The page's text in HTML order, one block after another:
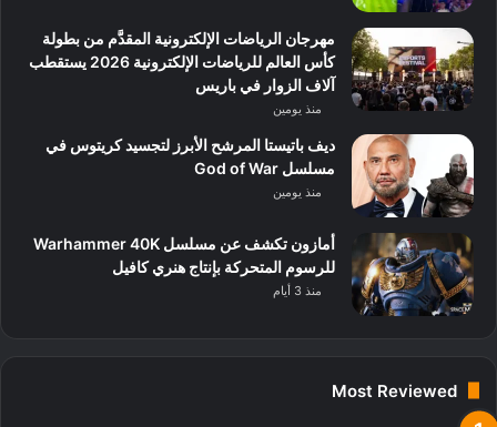
مهرجان الرياضات الإلكترونية المقدَّم من بطولة
كأس العالم للرياضات الإلكترونية 2026 يستقطب
آلاف الزوار في باريس
منذ يومين
ديف باتيستا المرشح الأبرز لتجسيد كريتوس في
مسلسل God of War
منذ يومين
أمازون تكشف عن مسلسل Warhammer 40K
للرسوم المتحركة بإنتاج هنري كافيل
منذ 3 أيام
Most Reviewed